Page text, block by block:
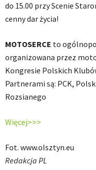
do 15.00 przy Scenie
cenny dar życia!
MOTOSERCE to
organizowana przez
Kongresie Polskich
Partnerami są: PCK,
Rozsianego
Więcej>>>
Fot. www.olsztyn.eu
Redakcja PL